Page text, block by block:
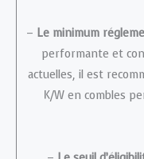
– Le minimum
performante et
actuelles, il est
K/W en combles